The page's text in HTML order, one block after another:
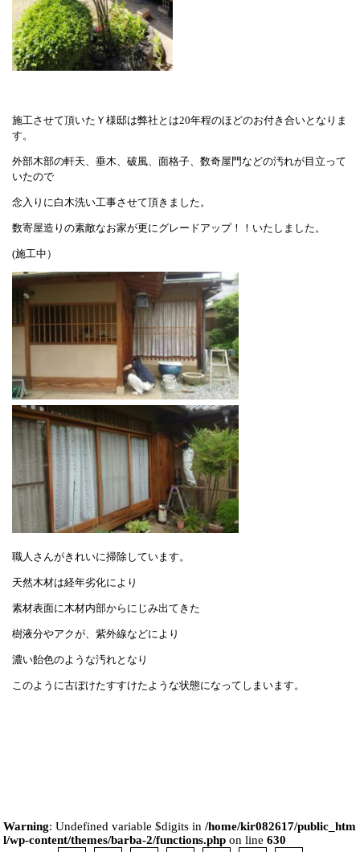
施工させて頂いたＹ様邸は弊社とは20年程のほどのお付き合いとなりま
す。
外部木部の軒天、垂木、破風、面格子、数奇屋門などの汚れが目立って
いたので
念入りに白木洗い工事させて頂きました。
数寄屋造りの素敵なお家が更にグレードアップ！！いたしました。
(施工中）
職人さんがきれいに掃除しています。
天然木材は経年劣化により
素材表面に木材内部からにじみ出てきた
樹液分やアクが、紫外線などにより
濃い飴色のような汚れとなり
このように古ぼけたすすけたような状態になってしまいます。
Warning: Undefined variable $digits in/home/kir082617/public_htm
l/wp-content/themes/barba-2/functions.php on line630